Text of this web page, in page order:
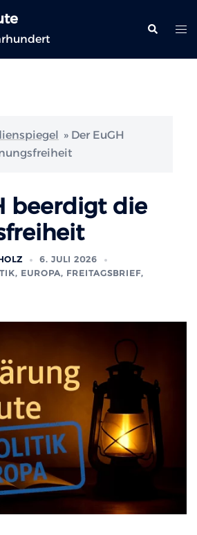
Suche
» Der EuGH
beerdigt die
6. JULI 2026
EUROPA, FREITAGSBRIEF,